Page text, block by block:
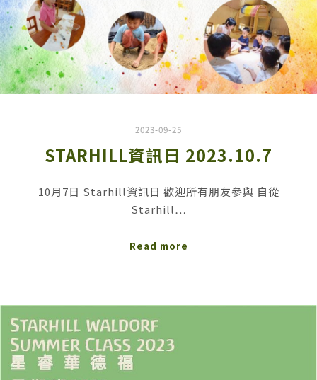
2023-09-25
STARHILL資訊日 2023.10.7
10月7日 Starhill資訊日 歡迎所有朋友參與 自從
Starhill…
Read more